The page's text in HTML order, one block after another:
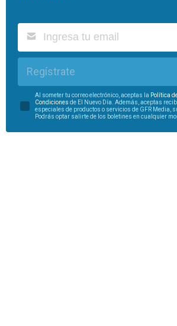
Regístrate
Al someter tu correo electrónico, aceptas la Política
Condiciones de El Nuevo Día. Además, aceptas
especiales de productos o servicios de GFR Media,
Podrás optar salirte de los boletines en cualquier